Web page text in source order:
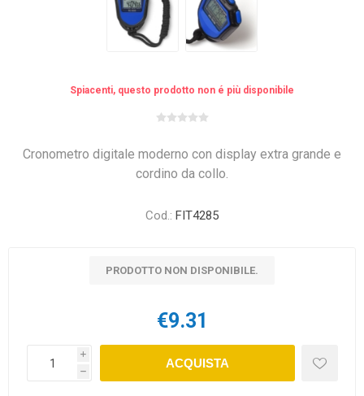
Spiacenti, questo prodotto non é più disponibile
Cronometro digitale moderno con display extra grande e
cordino da collo.
Cod.: FIT4285
PRODOTTO NON DISPONIBILE.
€9.31
i
h
ACQUISTA